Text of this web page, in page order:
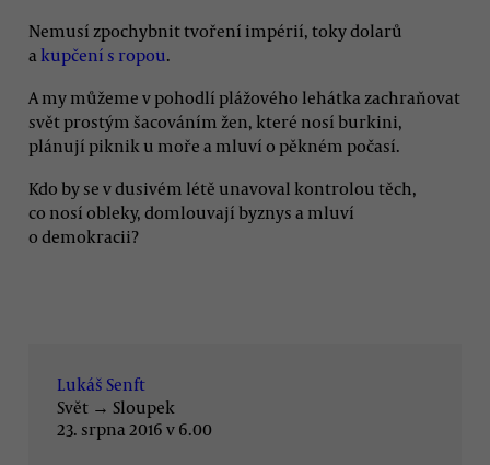
Nemusí zpochybnit tvoření impérií, toky dolarů
a kupčení s ropou.
A my můžeme v pohodlí plážového lehátka zachraňovat
svět prostým šacováním žen, které nosí burkini,
plánují piknik u moře a mluví o pěkném počasí.
Kdo by se v dusivém létě unavoval kontrolou těch,
co nosí obleky, domlouvají byznys a mluví
o demokracii?
Lukáš Senft
Svět → Sloupek
23. srpna 2016 v 6.00